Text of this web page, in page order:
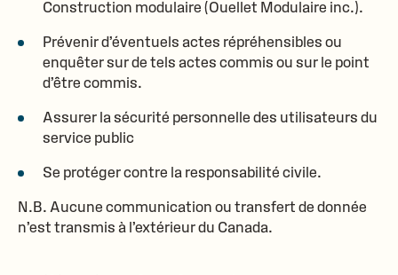
Construction modulaire (Ouellet Modulaire inc.).
Prévenir d’éventuels actes répréhensibles ou
enquêter sur de tels actes commis ou sur le point
d’être commis.
Assurer la sécurité personnelle des utilisateurs du
service public
Se protéger contre la responsabilité civile.
N.B. Aucune communication ou transfert de donnée
n’est transmis à l’extérieur du Canada.